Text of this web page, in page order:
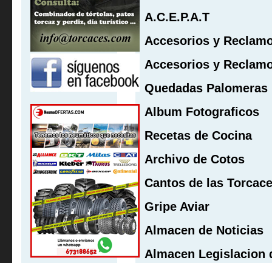
A.C.E.P.A.T
Accesorios y
Accesorios y
Quedadas Palomeras
Album Fotograficos
Recetas de Cocina
Archivo de Cotos
Cantos de las
Gripe Aviar
Almacen de Noticias
Almacen Legislacion